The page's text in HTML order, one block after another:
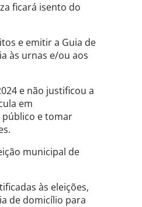
ficará isento do
e emitir a Guia de
às urnas e/ou aos
e não justificou a
em
público e tomar
municipal de
às eleições,
de domicílio para